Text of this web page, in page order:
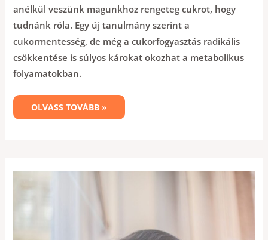
anélkül veszünk magunkhoz rengeteg cukrot, hogy
tudnánk róla. Egy új tanulmány szerint a
cukormentesség, de még a cukorfogyasztás radikális
csökkentése is súlyos károkat okozhat a metabolikus
folyamatokban.
OLVASS TOVÁBB »
AZ
SZOKÁSOK